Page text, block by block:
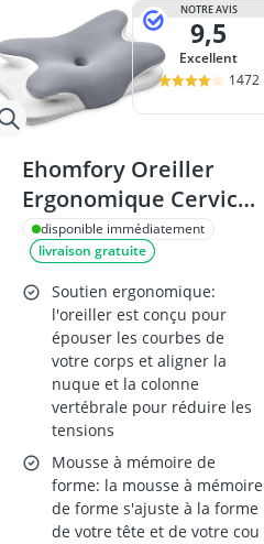
NOTRE AVIS
9,5
Excellent
1472
Ehomfory Oreiller
Ergonomique Cervical
62x41x9/12cm
disponible immédiatement
livraison gratuite
Soutien ergonomique:
l'oreiller est conçu pour
épouser les courbes de
votre corps et aligner la
nuque et la colonne
vertébrale pour réduire les
tensions
Mousse à mémoire de
forme: la mousse à mémoire
de forme s'ajuste à la forme
de votre tête et de votre cou